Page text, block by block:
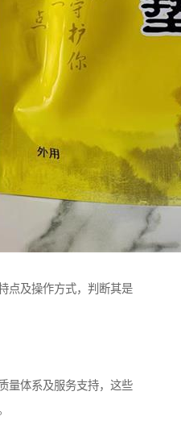
点及操作方式，判断其是
量体系及服务支持，这些